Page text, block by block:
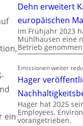
ein
Dehn erweitert
europäischen
Im Frühjahr 2023
Mühlhausen eine
Betrieb
Emissionen weiter
Hager
Hager hat 2025
Employees,
vorangetrieben.